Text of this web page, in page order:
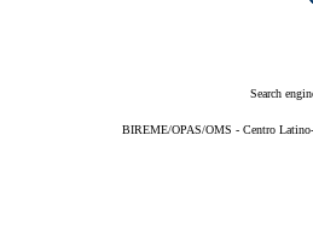
Search
BIREME/OPAS/OMS - Centro Latino-